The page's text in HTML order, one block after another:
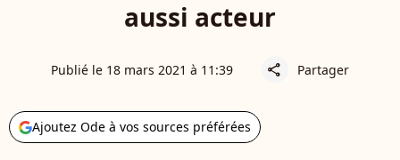
aussi acteur
Publié le 18 mars 2021 à 11:39 share Partager
Ajoutez Ode à vos sources préférées